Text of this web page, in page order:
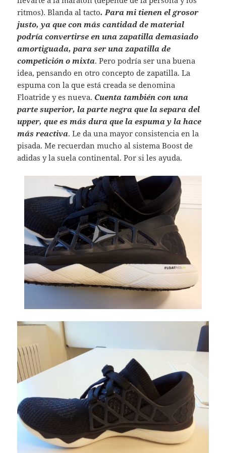
ritmos). Blanda al tacto. Para mi tienen el grosor
justo, ya que con más cantidad de material
podría convertirse en una zapatilla demasiado
amortiguada, para ser una zapatilla de
competición o mixta. Pero podría ser una buena
idea, pensando en otro concepto de zapatilla. La
espuma con la que está creada se denomina
Floatride y es nueva. Cuenta también con una
parte superior, la parte negra que la separa del
upper, que es más dura que la espuma y la hace
más reactiva. Le da una mayor consistencia en la
pisada. Me recuerdan mucho al sistema Boost de
adidas y la suela continental. Por si les ayuda.